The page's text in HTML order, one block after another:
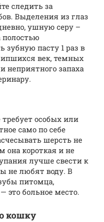
следить за
Выделения из глаз
ушную серу –
полостью
зубную пасту 1 раз в
век, темных
неприятного запаха
особых или
само по себе
шерсть не
она короткая и не
лучше свести к
не любят воду. В
питомца,
это больное место.
кошку